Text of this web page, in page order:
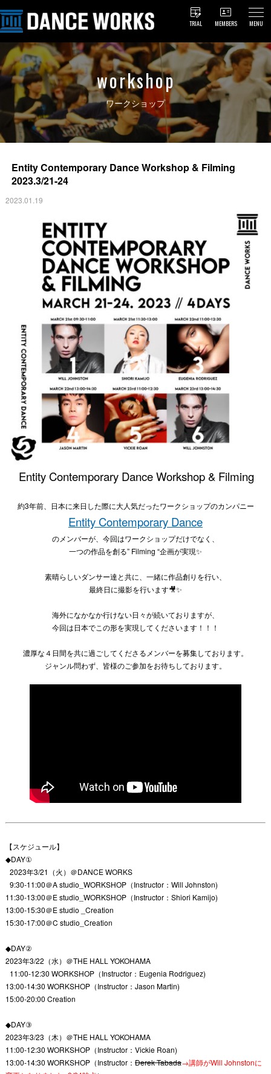
TRIAL MEMBERS MENU
workshop
ワークショップ
Entity Contemporary Dance Workshop & Filming
2023.3/21-24
2023.01.19
Entity Contemporary Dance Workshop & Filming
約3年前、日本に来日した際に大人気だったワークショップのカンパニー
Entity Contemporary Dance
のメンバーが、今回はワークショップだけでなく、
一つの作品を創る” Filming “企画が実現✨
素晴らしいダンサー達と共に、一緒に作品創りを行い、
最終日に撮影を行います🎥✨
海外になかなか行けない日々が続いておりますが、
今回は日本でこの形を実現してくださいます！！！
濃厚な４日間を共に過ごしてくださるメンバーを募集しております。
ジャンル問わず、皆様のご参加をお待ちしております。
【スケジュール】
◆DAY①
2023年3/21（火）＠DANCE WORKS
9:30-11:00＠A studio_WORKSHOP（Instructor：Will Johnston)
11:30-13:00＠E studio_WORKSHOP（Instructor：Shiori Kamijo)
13:00-15:30＠E studio _Creation
15:30-17:00＠C studio_Creation
◆DAY②
2023年3/22（水）＠THE HALL YOKOHAMA
11:00-12:30 WORKSHOP（Instructor：Eugenia Rodriguez)
13:00-14:30 WORKSHOP（Instructor：Jason Martin)
15:00-20:00 Creation
◆DAY③
2023年3/23（木）＠THE HALL YOKOHAMA
11:00-12:30 WORKSHOP（Instructor：Vickie Roan)
13:00-14:30 WORKSHOP（Instructor： Derek Tabada→講師がWill Johnstonに